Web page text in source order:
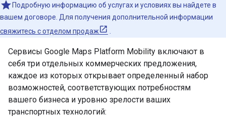
Подробную информацию об услугах и условиях вы найдете в
вашем договоре. Для получения дополнительной информации
свяжитесь с отделом продаж
Сервисы Google Maps Platform Mobility включают в
себя три отдельных коммерческих предложения,
каждое из которых открывает определенный набор
возможностей, соответствующих потребностям
вашего бизнеса и уровню зрелости ваших
транспортных технологий: